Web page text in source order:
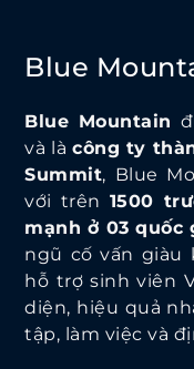
Blue
Blue Mountain
và làcông ty
Summit, Blue
với trên 1500
mạnh ở 03 quốc
ngũ cố vấn giàu
hỗ trợ sinh viên
diện, hiệu quả
tập, làm việc và